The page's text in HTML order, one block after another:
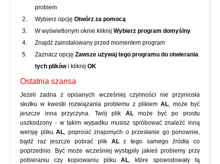
problem
Wybierz opcję Otwórz za pomocą
W wyświetlonym oknie kliknij Wybierz program domyślny
Znajdź zainstalowany przed momentem program
Zaznacz opcję Zawsze używaj tego programu do otwierania
tych plikówi kliknij OK
Ostatnia szansa
Jeżeli żadna z opisanych wcześniej czynności nie przyniosła
skutku w kwestii rozwiązania problemu z plikiem AL, może być
jeszcze inna przyczyna. Twój plik ALmoże być po prostu
uszkodzony - w takim wypadku musisz spróbować znaleźć inną
wersję pliku AL, poprosić znajomych o przesłanie go ponownie,
bądź raz jeszcze pobrać plik ALz tego samego źródła co
poprzednio. Być może wcześniej wystąpiły jakieś problemy przy
pobieraniu czy kopiowaniu plikuAL, które spowodowały tą